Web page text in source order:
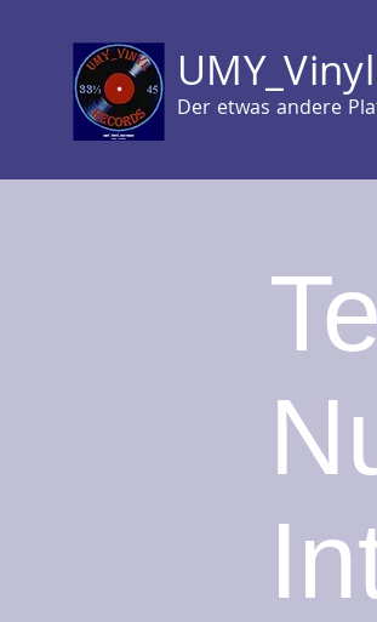
Der etwas andere